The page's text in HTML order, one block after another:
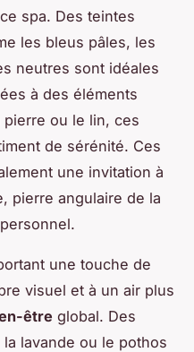
spa. Des teintes
les bleus pâles, les
neutres sont idéales
à des éléments
ou le lin, ces
de sérénité. Ces
une invitation à
pierre angulaire de la
une touche de
visuel et à un air plus
être global. Des
lavande ou le pothos